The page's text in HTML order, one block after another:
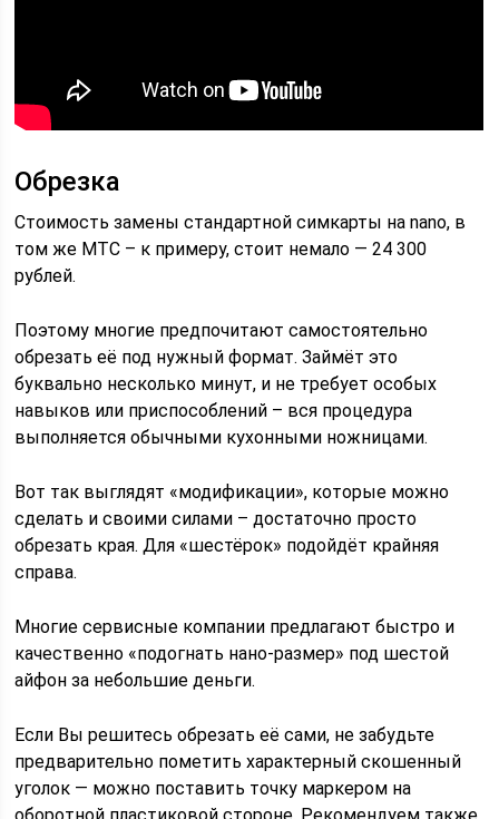
Обрезка
Стоимость замены стандартной симкарты на nano, в
том же МТС – к примеру, стоит немало — 24 300
рублей.
Поэтому многие предпочитают самостоятельно
обрезать её под нужный формат. Займёт это
буквально несколько минут, и не требует особых
навыков или приспособлений – вся процедура
выполняется обычными кухонными ножницами.
Вот так выглядят «модификации», которые можно
сделать и своими силами – достаточно просто
обрезать края. Для «шестёрок» подойдёт крайняя
справа.
Многие сервисные компании предлагают быстро и
качественно «подогнать нано-размер» под шестой
айфон за небольшие деньги.
Если Вы решитесь обрезать её сами, не забудьте
предварительно пометить характерный скошенный
уголок — можно поставить точку маркером на